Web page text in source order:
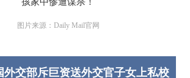
图片来源：Daily Mail官网
外交部斥巨资送外交官子女上私校